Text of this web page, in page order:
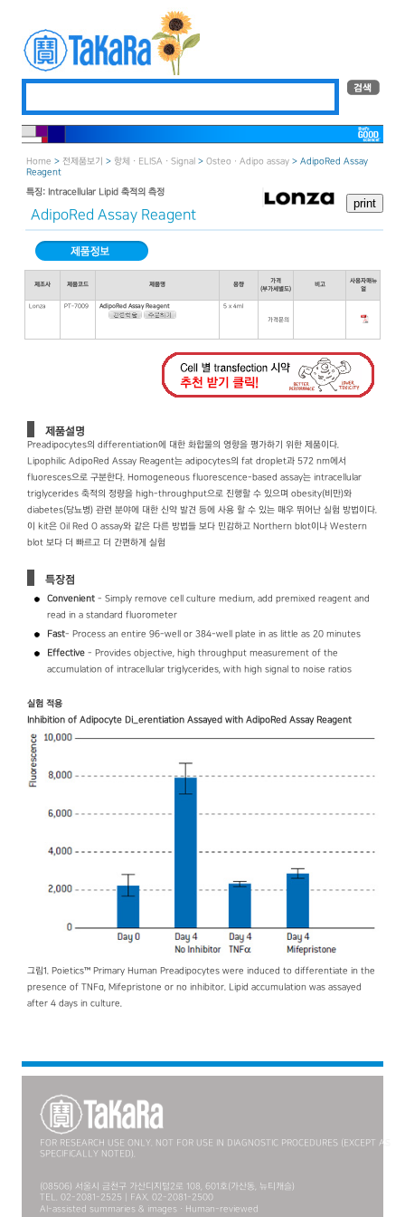
Home > 전제품보기 > 항체 · ELISA · Signal > OsteoㆍAdipo assay > AdipoRed Assay
Reagent
특징: Intracellular Lipid 축적의 측정
AdipoRed Assay Reagent
제조사 제품코드 제품명 용량
가격
(부가세별도)
비고
사용자매뉴
얼
Lonza PT-7009 AdipoRed Assay Reagent 5 x 4ml
가격문의
제품설명
Preadipocytes의 differentiation에 대한 화합물의 영향을 평가하기 위한 제품이다.
Lipophilic AdipoRed Assay Reagent는 adipocytes의 fat droplet과 572 nm에서
fluoresces으로 구분한다. Homogeneous fluorescence-based assay는 intracellular
triglycerides 축적의 정량을 high-throughput으로 진행할 수 있으며 obesity(비만)와
diabetes(당뇨병) 관련 분야에 대한 신약 발견 등에 사용 할 수 있는 매우 뛰어난 실험 방법이다.
이 kit은 Oil Red O assay와 같은 다른 방법들 보다 민감하고 Northern blot이나 Western
blot 보다 더 빠르고 더 간편하게 실험
특장점
Convenient - Simply remove cell culture medium, add premixed reagent and
read in a standard fluorometer
Fast- Process an entire 96-well or 384-well plate in as little as 20 minutes
Effective - Provides objective, high throughput measurement of the
accumulation of intracellular triglycerides, with high signal to noise ratios
실험 적용
Inhibition of Adipocyte Di_erentiation Assayed with AdipoRed Assay Reagent
그림1. Poietics™ Primary Human Preadipocytes were induced to differentiate in the
presence of TNFα, Mifepristone or no inhibitor. Lipid accumulation was assayed
after 4 days in culture.
FOR RESEARCH USE ONLY. NOT FOR USE IN DIAGNOSTIC PROCEDURES (EXCEPT AS
SPECIFICALLY NOTED).
(08506) 서울시 금천구 가산디지털2로 108, 601호(가산동, 뉴티캐슬)
TEL. 02-2081-2525 | FAX. 02-2081-2500
AI-assisted summaries & images · Human-reviewed